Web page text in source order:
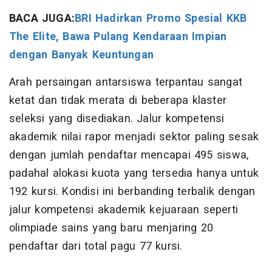
BACA JUGA:BRI Hadirkan Promo Spesial KKB
The Elite, Bawa Pulang Kendaraan Impian
dengan Banyak Keuntungan
Arah persaingan antarsiswa terpantau sangat
ketat dan tidak merata di beberapa klaster
seleksi yang disediakan. Jalur kompetensi
akademik nilai rapor menjadi sektor paling sesak
dengan jumlah pendaftar mencapai 495 siswa,
padahal alokasi kuota yang tersedia hanya untuk
192 kursi. Kondisi ini berbanding terbalik dengan
jalur kompetensi akademik kejuaraan seperti
olimpiade sains yang baru menjaring 20
pendaftar dari total pagu 77 kursi.